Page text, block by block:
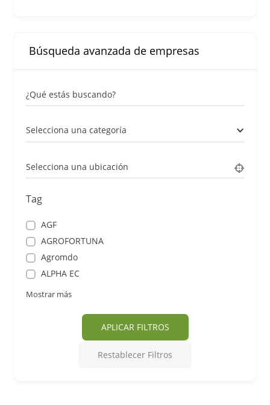
Búsqueda avanzada de empresas
¿Qué estás buscando?
Selecciona una categoría
Selecciona una ubicación
Tag
AGF
AGROFORTUNA
Agromdo
ALPHA EC
Mostrar más
APLICAR FILTROS
Restablecer Filtros